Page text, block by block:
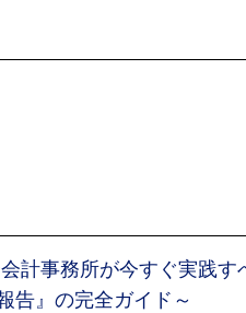
計事務所が今すぐ実践す
告』の完全ガイド～